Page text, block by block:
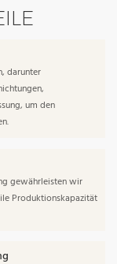
darunter
um den
gewährleisten wir
Produktionskapazität